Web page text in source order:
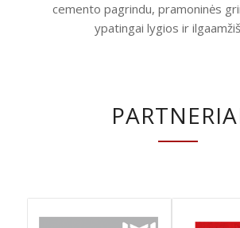
cemento pagrindu, pramoninės
ypatingai lygios ir